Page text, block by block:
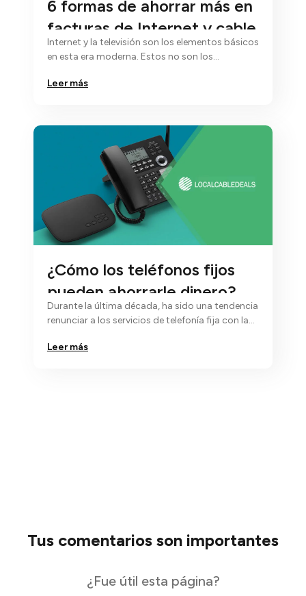
6 formas de ahorrar más en
facturas de Internet y cable
Internet y la televisión son los elementos básicos
en esta era moderna. Estos no son los
Leer más
¿Cómo los teléfonos fijos
pueden ahorrarle dinero?
Durante la última década, ha sido una tendencia
renunciar a los servicios de telefonía fija con la
Leer más
Tus comentarios son importantes
¿Fue útil esta página?